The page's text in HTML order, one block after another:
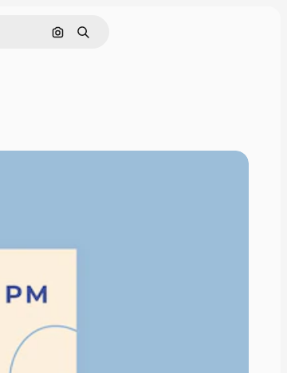
Cerca per immagine
Ricerca